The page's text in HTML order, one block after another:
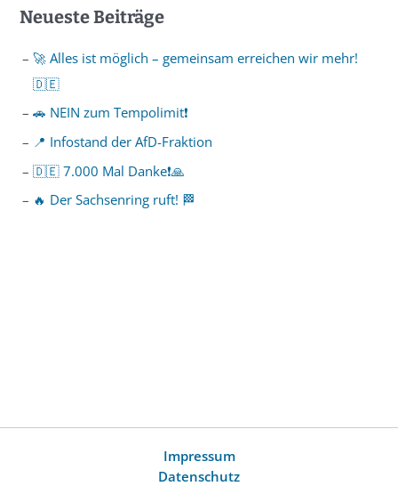
Neueste Beiträge
🚀 Alles ist möglich – gemeinsam erreichen wir mehr!
🇩🇪
🚗 NEIN zum Tempolimit❗️
📍 Infostand der AfD-Fraktion
🇩🇪 7.000 Mal Danke❗️🙏
🔥 Der Sachsenring ruft! 🏁
Impressum
Datenschutz